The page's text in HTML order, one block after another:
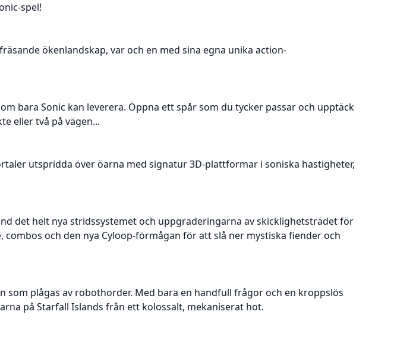
spel!
ökenlandskap, var och en med sina egna unika action-
bara Sonic kan leverera. Öppna ett spår som du tycker passar och upptäck
eller två på vägen...
utspridda över öarna med signatur 3D-plattformar i soniska hastigheter,
det helt nya stridssystemet och uppgraderingarna av skicklighetsträdet för
och den nya Cyloop-förmågan för att slå ner mystiska fiender och
som plågas av robothorder. Med bara en handfull frågor och en kroppslös
på Starfall Islands från ett kolossalt, mekaniserat hot.